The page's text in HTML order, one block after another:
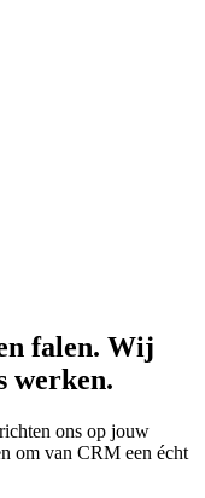
falen. Wij
werken.
ons op jouw
om van CRM een écht